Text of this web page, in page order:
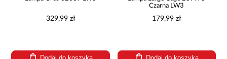
329,99 zł
Czarna LW3
179,99 zł